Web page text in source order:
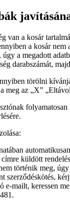
van a kosár
a kosár nem
úgy a megadott
darabszámát,
törölni
meg az „X”
folyamatosan
küldött
történik meg, úgy
szerződéskötés,
e-mailt, keressen